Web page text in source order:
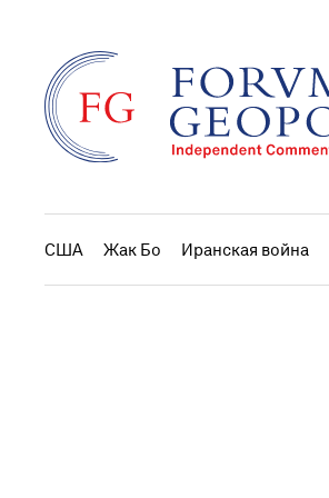
США Жак Бо Иранская война